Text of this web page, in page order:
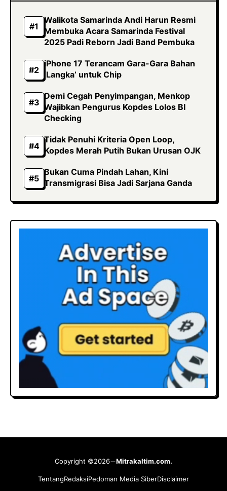
Walikota Samarinda Andi Harun Resmi
Membuka Acara Samarinda Festival
2025 Padi Reborn Jadi Band Pembuka
iPhone 17 Terancam Gara-Gara Bahan
‘Langka’ untuk Chip
Demi Cegah Penyimpangan, Menkop
Wajibkan Pengurus Kopdes Lolos BI
Checking
Tidak Penuhi Kriteria Open Loop,
Kopdes Merah Putih Bukan Urusan OJK
Bukan Cuma Pindah Lahan, Kini
Transmigrasi Bisa Jadi Sarjana Ganda
Copyright ©2026 Mitrakaltim.com.
TentangRedaksiPedoman Media SiberDisclaimer